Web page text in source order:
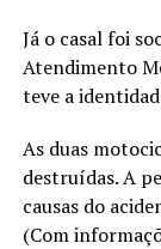
Já o casal foi
Atendimento
teve a
As duas
destruídas. A
causas do
(Com